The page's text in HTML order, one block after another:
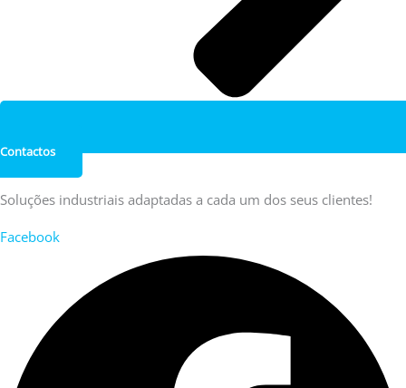
Contactos
Soluções industriais adaptadas a cada um dos seus clientes!
Facebook